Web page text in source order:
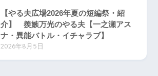
【やる夫広場2026年夏の短編祭・紹
介】 羨嫉万光のやる夫【一之瀬アス
ナ・異能バトル・イチャラブ】
2026年8月5日